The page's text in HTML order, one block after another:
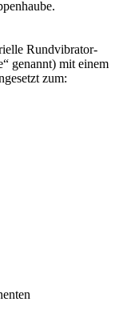
Rundvibrator-
genannt) mit einem
zum: